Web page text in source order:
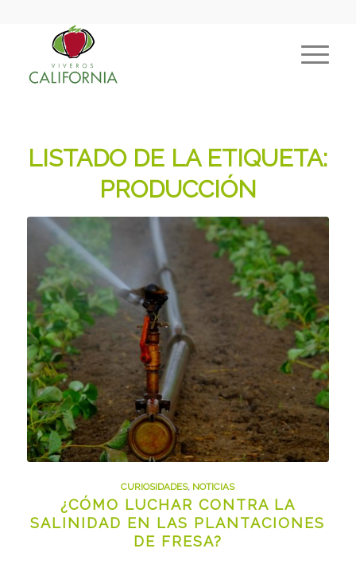
LISTADO DE LA ETIQUETA:
PRODUCCIÓN
CURIOSIDADES, NOTICIAS
¿CÓMO LUCHAR CONTRA LA
SALINIDAD EN LAS PLANTACIONES
DE FRESA?